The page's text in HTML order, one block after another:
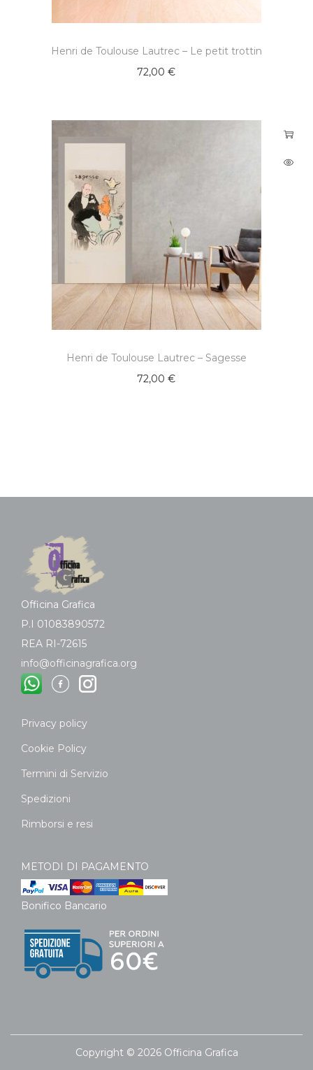
Henri de Toulouse Lautrec – Le petit trottin
72,00€
Henri de Toulouse Lautrec – Sagesse
72,00€
Officina Grafica
P.I 01083890572
REA RI-72615
info@officinagrafica.org
Privacy policy
Cookie Policy
Termini di Servizio
Spedizioni
Rimborsi e resi
METODI DI PAGAMENTO
Bonifico Bancario
Copyright © 2026 Officina Grafica